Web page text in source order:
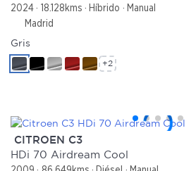
2024 18.128kms Híbrido
Manual
Madrid
Gris
+2
CITROEN C3
HDi 70 Airdream Cool